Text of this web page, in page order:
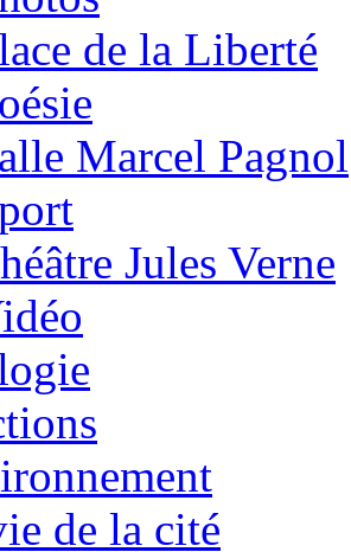
de la Liberté
Marcel Pagnol
Jules Verne
de la cité